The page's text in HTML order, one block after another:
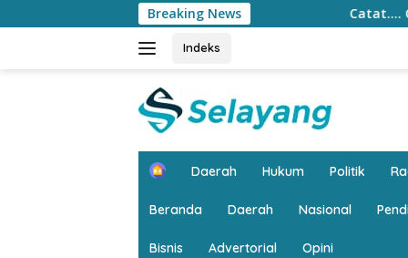
ke
Breaking News Catat…. CFD di Kantor
Indeks
H
e
Daerah Hukum Politik
Beranda Daerah Nasional
Bisnis Advertorial Opini